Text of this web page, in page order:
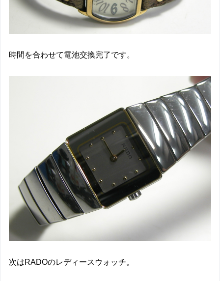
時間を合わせて電池交換完了です。
次はRADOのレディースウォッチ。